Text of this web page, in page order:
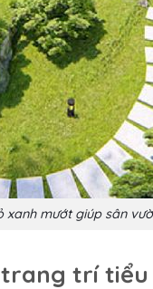
xanh mướt giúp sân
trang trí